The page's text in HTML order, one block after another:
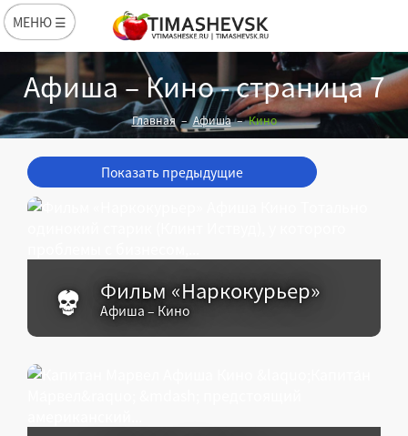
МЕНЮ ☰
Афиша – Кино - страница 7
Главная Афиша Кино
Показать предыдущие
Фильм «Наркокурьер»
Афиша – Кино